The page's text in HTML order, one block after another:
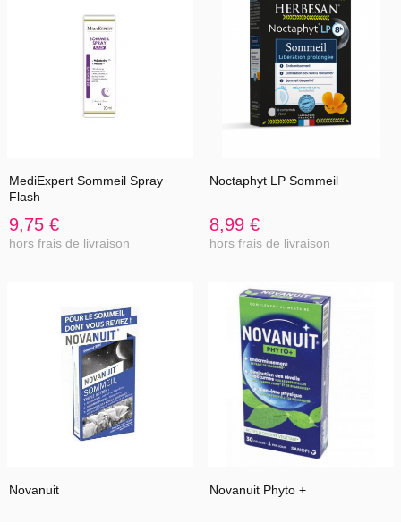
MediExpert Sommeil Spray
Flash
9,75 €
hors frais de livraison
Noctaphyt LP Sommeil
8,99 €
hors frais de livraison
Novanuit Novanuit Phyto +